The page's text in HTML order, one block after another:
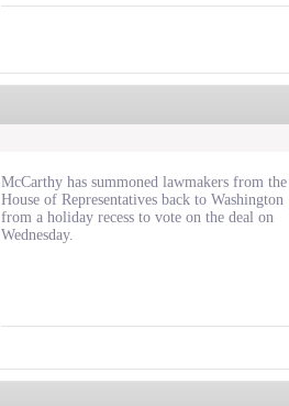
McCarthy has summoned lawmakers from the
House of Representatives back to Washington
from a holiday recess to vote on the deal on
Wednesday.